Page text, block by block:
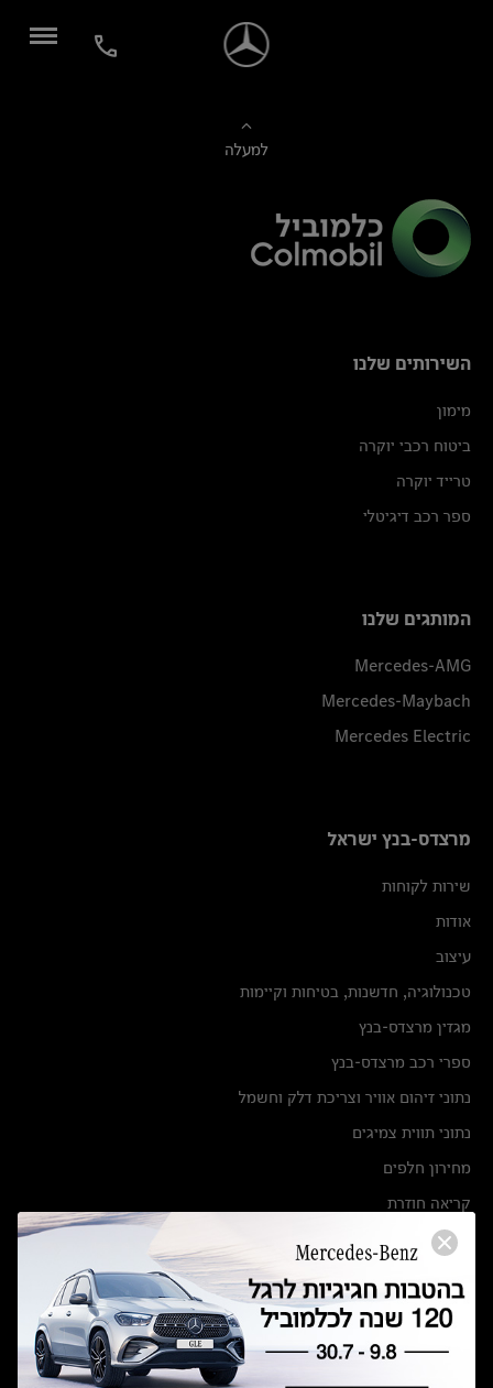
למעלה
השירותים שלנו
מימון
ביטוח רכבי יוקרה
טרייד יוקרה
ספר רכב דיגיטלי
המותגים שלנו
Mercedes-AMG
Mercedes-Maybach
Mercedes Electric
מרצדס-בנץ ישראל
שירות לקוחות
אודות
עיצוב
טכנולוגיה, חדשנות, בטיחות וקיימות
מגזין מרצדס-בנץ
ספרי רכב מרצדס-בנץ
נתוני זיהום אוויר וצריכת דלק וחשמל
נתוני תווית צמיגים
מחירון חלפים
קריאה חוזרת
הודעה על הטבות לרכבי מרצדס בהסדר פשרה בתצ 56447-02-19
תקנון ימי מכירות 120 לכלמוביל